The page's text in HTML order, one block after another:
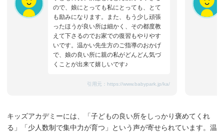
ので、娘にとっても私にとっても、とて
も励みになります。また、もう少し頑張
ったほうが良い所は細かく、その都度教
えて下さるのでお家での復習もやりやす
いです。温かい先生方のご指導のおかげ
で、娘の良い所に親の私がどんどん気づ
くことが出来て嬉しいです♪
引用元： https://www.babypark.jp/ka/
キッズアカデミーには、「子どもの良い所をしっかり褒めてくれ
る」「少人数制で集中力が育つ」という声が寄せられています。温